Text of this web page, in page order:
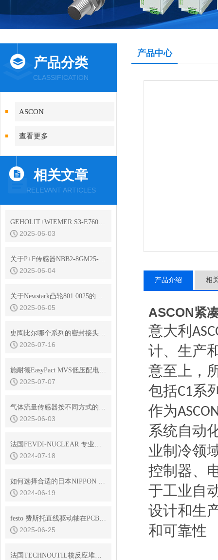
产品分类
CLASSIFICATION
ASCON
查看更多
相关文章
RELEVANT ARTICLES
GEHOLIT+WIEMER S3-E7600耐高温油漆
2025-06-03
​关于P+F传感器NBB2-8GM25-E2-V1的使用和选型
2025-06-04
关于Newstark凸轮801.0025的简介绍及日常维护
2025-06-05
史陶比尔哪个系列的密封接头性价比
2026-07-16
施耐德EasyPact MVS低压配电空气断路器在风电中的应用
2025-07-07
气体流量传感器按不同方式的种类说明
2025-06-03
法国FEVDI-NUCLEAR 专业核去污
2024-07-18
如何选择合适的日本NIPPON GEAR齿轮以提升工作效率
2024-06-19
festo 费斯托直线驱动轴在PCB组装中的发挥重要作用
2025-06-25
法国TECHNOUTIL核反应堆用清洗剂
产品中心
产品介绍 相
ASCON紧
意大利
计、 生产
意至上，
包括C1系
作为
系统自动
业制冷领
控制器、
于工业自
设计和生
和可靠性